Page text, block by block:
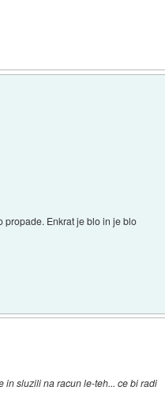
propade. Enkrat je blo in je blo
sluzili na racun le-teh... ce bi radi